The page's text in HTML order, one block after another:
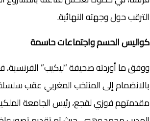
الترقب حول وجهته النهائية.
كواليس الحسم واجتماعات حاسمة
بالانضمام إلى المنتخب المغربي عقب
مقدمتهم فوزي لقجع، رئيس الجامعة